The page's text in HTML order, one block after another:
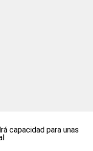
capacidad para unas